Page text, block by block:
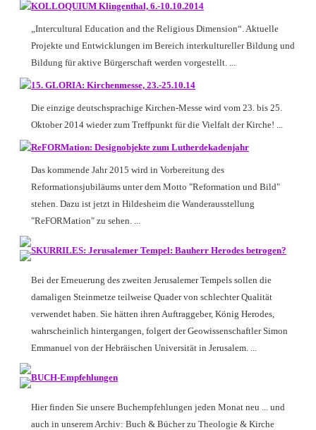
KOLLOQUIUM Klingenthal, 6.-10.10.2014
„Intercultural Education and the Religious Dimension“. Aktuelle
Projekte und Entwicklungen im Bereich interkultureller Bildung und
Bildung für aktive Bürgerschaft werden vorgestellt. ...
15. GLORIA: Kirchenmesse, 23.-25.10.14
Die einzige deutschsprachige Kirchen-Messe wird vom 23. bis 25.
Oktober 2014 wieder zum Treffpunkt für die Vielfalt der Kirche! ...
ReFORMation: Designobjekte zum Lutherdekadenjahr
Das kommende Jahr 2015 wird in Vorbereitung des
Reformationsjubiläums unter dem Motto "Reformation und Bild"
stehen. Dazu ist jetzt in Hildesheim die Wanderausstellung
"ReFORMation" zu sehen. ...
SKURRILES: Jerusalemer Tempel: Bauherr Herodes betrogen?
Bei der Erneuerung des zweiten Jerusalemer Tempels sollen die
damaligen Steinmetze teilweise Quader von schlechter Qualität
verwendet haben. Sie hätten ihren Auftraggeber, König Herodes,
wahrscheinlich hintergangen, folgert der Geowissenschaftler Simon
Emmanuel von der Hebräischen Universität in Jerusalem. ...
BUCH-Empfehlungen
Hier finden Sie unsere Buchempfehlungen jeden Monat neu ... und
auch in unserem Archiv: Buch & Bücher zu Theologie & Kirche